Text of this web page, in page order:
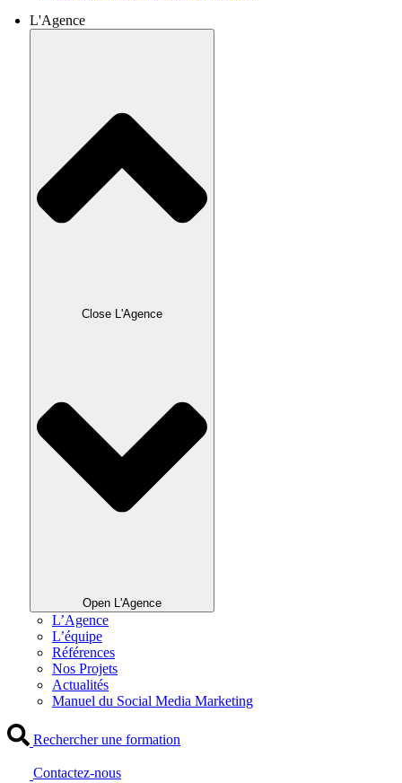
L'Agence
Close L'Agence
Open L'Agence
L’Agence
L’équipe
Références
Nos Projets
Actualités
Manuel du Social Media Marketing
Rechercher une formation
Contactez-nous